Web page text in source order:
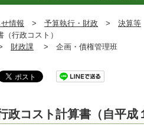
情報 > 予算執行・財政 > 決算等
行政コスト）
財政課 > 企画・債権管理班
政コスト計算書（自平